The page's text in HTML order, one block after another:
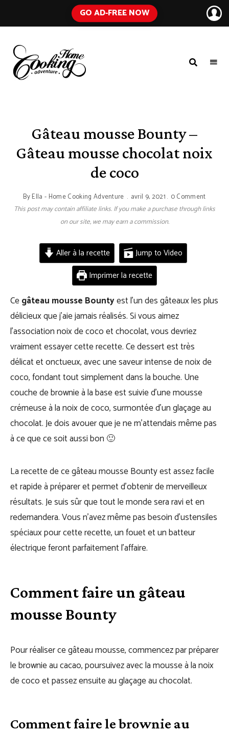
GO AD-FREE NOW
Everyday
IngredientsGâteau mousse Bounty –
Gâteau mousse chocolat noix
de coco
ByElla - Home Cooking Adventure avril 9, 2021 0 Comment
This post may contain affiliate links. If you make a purchase through links
on our site, we may earn a commission.
Aller à la recette
Jump to Video
Imprimer la recette
Cegâteau mousse Bountyest l’un des gâteaux les plus
délicieux que j’aie jamais réalisés. Si vous aimez
l’association noix de coco et chocolat, vous devriez
vraiment essayer cette recette. Ce dessert est très
délicat et onctueux, avec une saveur intense de noix de
coco, fondant tout simplement dans la bouche. Une
couche de brownie à la base est suivie d’une mousse
crémeuse à la noix de coco, surmontée d’un glaçage au
chocolat. Je dois avouer que je ne m’attendais même pas
à ce que ce soit aussi bon 🙂
La recette de ce gâteau mousse Bounty est assez facile
et rapide à préparer et permet d’obtenir de merveilleux
résultats. Je suis sûr que tout le monde sera ravi et en
redemandera. Vous n’avez même pas besoin d’ustensiles
spéciaux pour cette recette, un fouet et un batteur
électrique feront parfaitement l’affaire.
Comment faire un gâteau
mousse Bounty
Pour réaliser ce gâteau mousse, commencez par préparer
le brownie au cacao, poursuivez avec la mousse à la noix
de coco et passez ensuite au glaçage au chocolat.
Comment faire le brownie au